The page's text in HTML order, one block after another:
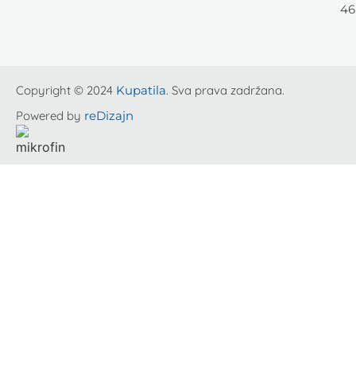
46
Copyright © 2024 Kupatila. Sva prava zadržana.
Powered by reDizajn